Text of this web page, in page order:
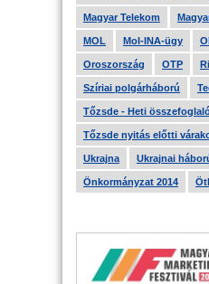
Magyar Telekom
MOL Mol-INA-ügy
Oroszország OTP
Szíriai polgárháború
Tőzsde - Heti
Tőzsde nyitás előtti
Ukrajna Ukrajnai
Önkormányzat 2014